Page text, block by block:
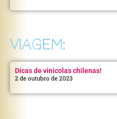
VIAGEM:
Dicas de vinícolas chilenas!
2 de outubro de 2023